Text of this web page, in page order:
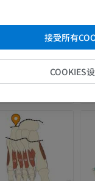
接受所有
COOKIES